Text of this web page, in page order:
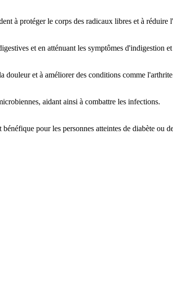
à protéger le corps des radicaux libres et à réduire
et en atténuant les symptômes d'indigestion et
douleur et à améliorer des conditions comme
aidant ainsi à combattre les infections.
bénéfique pour les personnes atteintes de diabète ou